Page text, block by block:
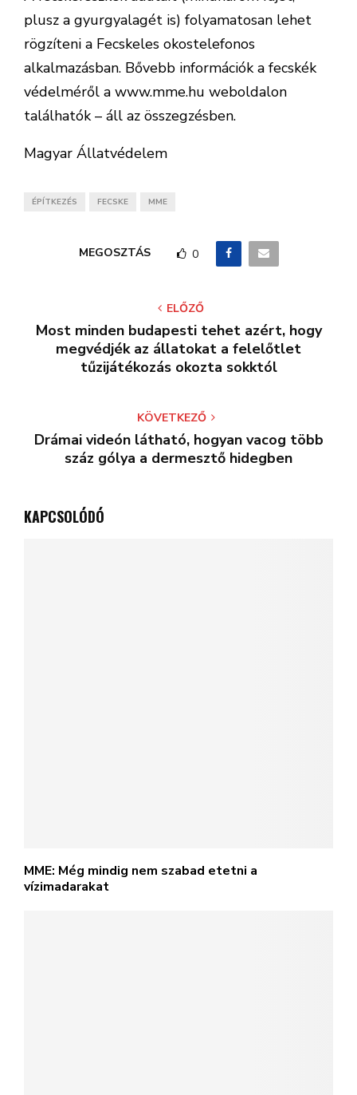
plusz a gyurgyalagét is) folyamatosan lehet
rögzíteni a Fecskeles okostelefonos
alkalmazásban. Bővebb információk a fecskék
védelméről a www.mme.hu weboldalon
találhatók – áll az összegzésben.
Magyar Állatvédelem
ÉPÍTKEZÉS FECSKE MME
MEGOSZTÁS 0
ELŐZŐ
Most minden budapesti tehet azért, hogy
megvédjék az állatokat a felelőtlet
tűzijátékozás okozta sokktól
KÖVETKEZŐ
Drámai videón látható, hogyan vacog több
száz gólya a dermesztő hidegben
KAPCSOLÓDÓ
MME: Még mindig nem szabad etetni a
vízimadarakat